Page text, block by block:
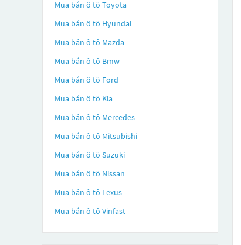
Mua bán ô tô Toyota
Mua bán ô tô Hyundai
Mua bán ô tô Mazda
Mua bán ô tô Bmw
Mua bán ô tô Ford
Mua bán ô tô Kia
Mua bán ô tô Mercedes
Mua bán ô tô Mitsubishi
Mua bán ô tô Suzuki
Mua bán ô tô Nissan
Mua bán ô tô Lexus
Mua bán ô tô Vinfast